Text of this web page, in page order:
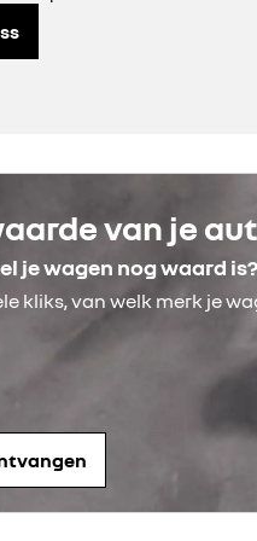
van je
je wagen nog waard is?